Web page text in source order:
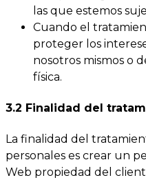
las que estemos
Cuando el
proteger los
nosotros mismos o
física.
3.2 Finalidad del
La finalidad del
personales es crear un
Web propiedad del